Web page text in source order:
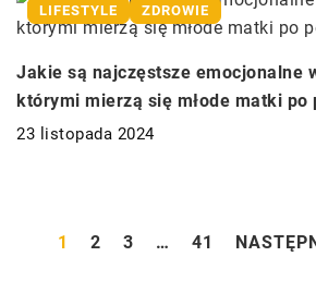
LIFESTYLE ZDROWIE
Jakie są najczęstsze emocjonalne
którymi mierzą się młode matki po
23 listopada 2024
1 2 3 … 41